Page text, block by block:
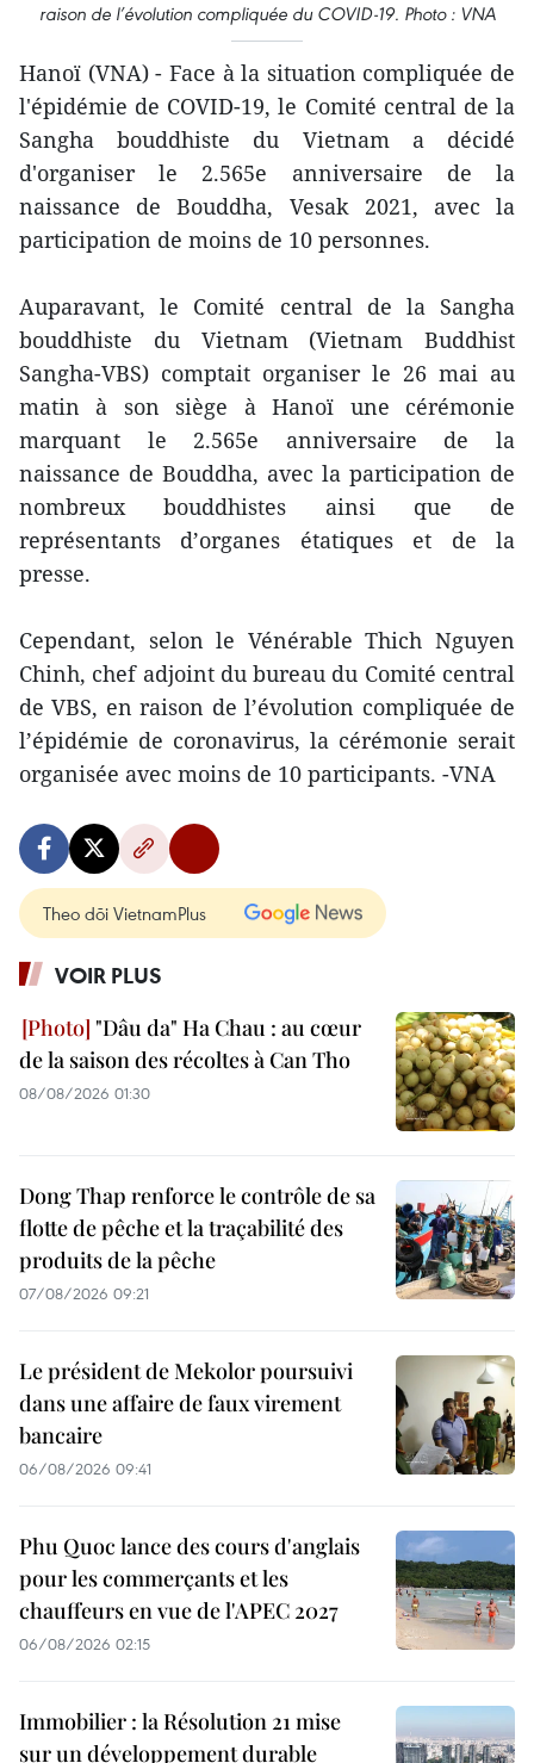
raison de l’évolution compliquée du COVID-19. Photo : VNA
Hanoï (VNA) - Face à la situation compliquée de
l'épidémie de COVID-19, le Comité central de la
Sangha bouddhiste du Vietnam a décidé
d'organiser le 2.565e anniversaire de la
naissance de Bouddha, Vesak 2021, avec la
participation de moins de 10 personnes.
Auparavant, le Comité central de la Sangha
bouddhiste du Vietnam (Vietnam Buddhist
Sangha-VBS) comptait organiser le 26 mai au
matin à son siège à Hanoï une cérémonie
marquant le 2.565e anniversaire de la
naissance de Bouddha, avec la participation de
nombreux bouddhistes ainsi que de
représentants d’organes étatiques et de la
presse.
Cependant, selon le Vénérable Thich Nguyen
Chinh, chef adjoint du bureau du Comité central
de VBS, en raison de l’évolution compliquée de
l’épidémie de coronavirus, la cérémonie serait
organisée avec moins de 10 participants. -VNA
Theo dõi VietnamPlus
VOIR PLUS
"Dâu da" Ha Chau : au cœur
de la saison des récoltes à Can Tho
08/08/2026 01:30
Dong Thap renforce le contrôle de sa
flotte de pêche et la traçabilité des
produits de la pêche
07/08/2026 09:21
Le président de Mekolor poursuivi
dans une affaire de faux virement
bancaire
06/08/2026 09:41
Phu Quoc lance des cours d'anglais
pour les commerçants et les
chauffeurs en vue de l'APEC 2027
06/08/2026 02:15
Immobilier : la Résolution 21 mise
sur un développement durable